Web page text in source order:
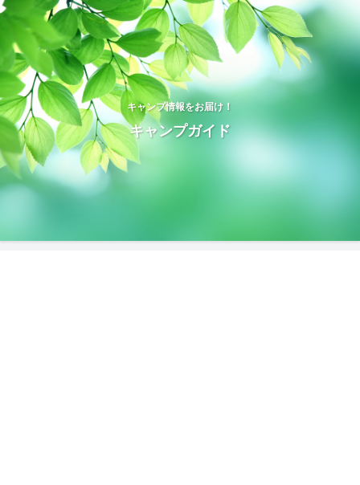
キャンプ情報をお届け！
キャンプガイド